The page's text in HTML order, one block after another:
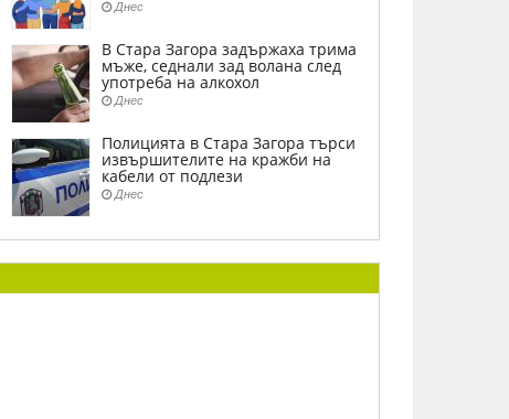
Днес
В Стара Загора задържаха трима
мъже, седнали зад волана след
употреба на алкохол
Днес
Полицията в Стара Загора търси
извършителите на кражби на
кабели от подлези
Днес